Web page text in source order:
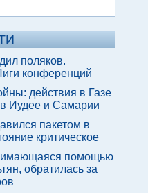
поляков.
конференций
действия в Газе
Иудее и Самарии
пакетом в
критическое
помощью
обратилась за